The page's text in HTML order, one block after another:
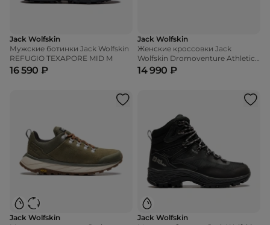
Jack Wolfskin
Мужские ботинки Jack Wolfskin
REFUGIO TEXAPORE MID M
16 590 ₽
Jack Wolfskin
Женские кроссовки Jack
Wolfskin Dromoventure Athletic
Low
14 990 ₽
Jack Wolfskin
Jack Wolfskin